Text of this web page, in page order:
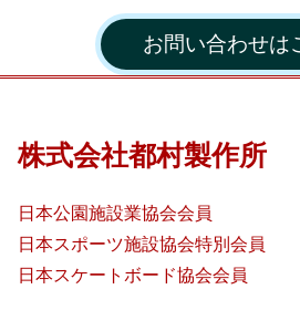
所
お問い合わせは
株式会社都村製作所
日本公園施設業協会会員
日本スポーツ施設協会特別会員
日本スケートボード協会会員